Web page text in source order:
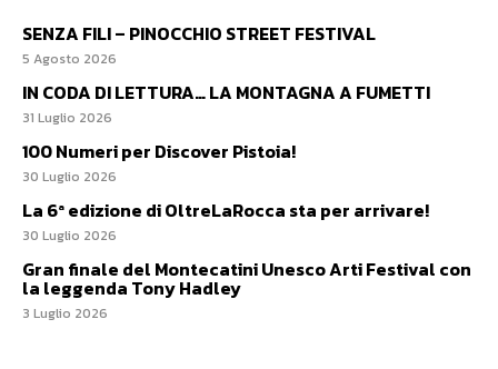
SENZA FILI – PINOCCHIO STREET FESTIVAL
5 Agosto 2026
IN CODA DI LETTURA… LA MONTAGNA A FUMETTI
31 Luglio 2026
100 Numeri per Discover Pistoia!
30 Luglio 2026
La 6ª edizione di OltreLaRocca sta per arrivare!
30 Luglio 2026
Gran finale del Montecatini Unesco Arti Festival con
la leggenda Tony Hadley
3 Luglio 2026